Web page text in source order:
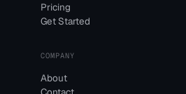
Pricing
Get Started
COMPANY
About